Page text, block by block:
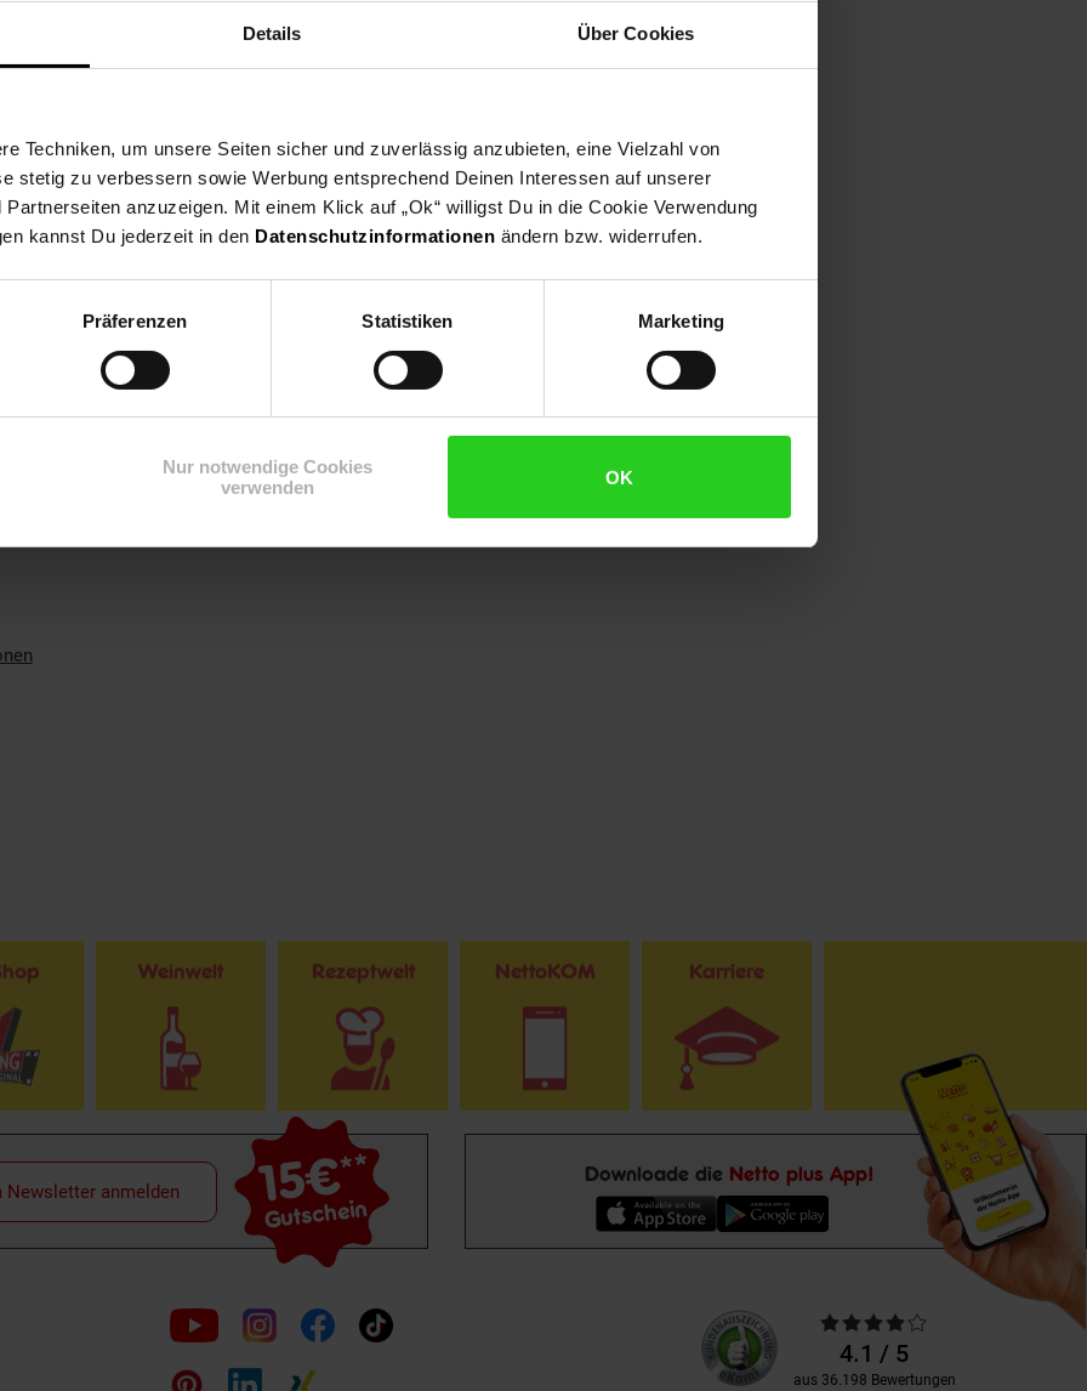
Details Über Cookies
Techniken, um unsere Seiten sicher und zuverlässig anzubieten, eine Vielzahl von
stetig zu verbessern sowie Werbung entsprechend Deinen Interessen auf unserer
anzuzeigen. Mit einem Klick auf „Ok“ willigst Du in die Cookie Verwendung
kannst Du jederzeit in den Datenschutzinformationen ändern bzw. widerrufen.
Präferenzen Statistiken Marketing
Nur notwendige Cookies
verwenden
OK
Weinwelt Rezeptwelt NettoKOM Karriere
15€**
Gutschein
Newsletter anmelden
Downloade die Netto plus App!
Folge
uns
auf
Unsere
Kundenbewertungen
Durchschnittliche
Bewertungen4.1 / 5
aus 36.198 Bewertungen